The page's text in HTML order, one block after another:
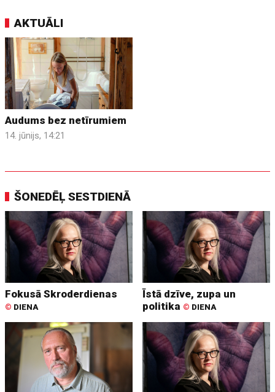
AKTUĀLI
Audums bez netīrumiem
14. jūnijs, 14:21
ŠONEDĒĻ SESTDIENĀ
Fokusā Skroderdienas
© DIENA
Īstā dzīve, zupa un
politika © DIENA